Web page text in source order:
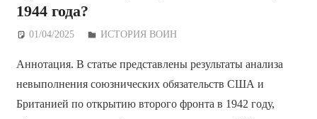
1944 года?
01/04/2025 Дежурный по Редакции
ИСТОРИЯ ВОИН
Аннотация. В статье представлены результаты анализа
невыполнения союзнических обязательств США и
Британией по открытию второго фронта в 1942 году,